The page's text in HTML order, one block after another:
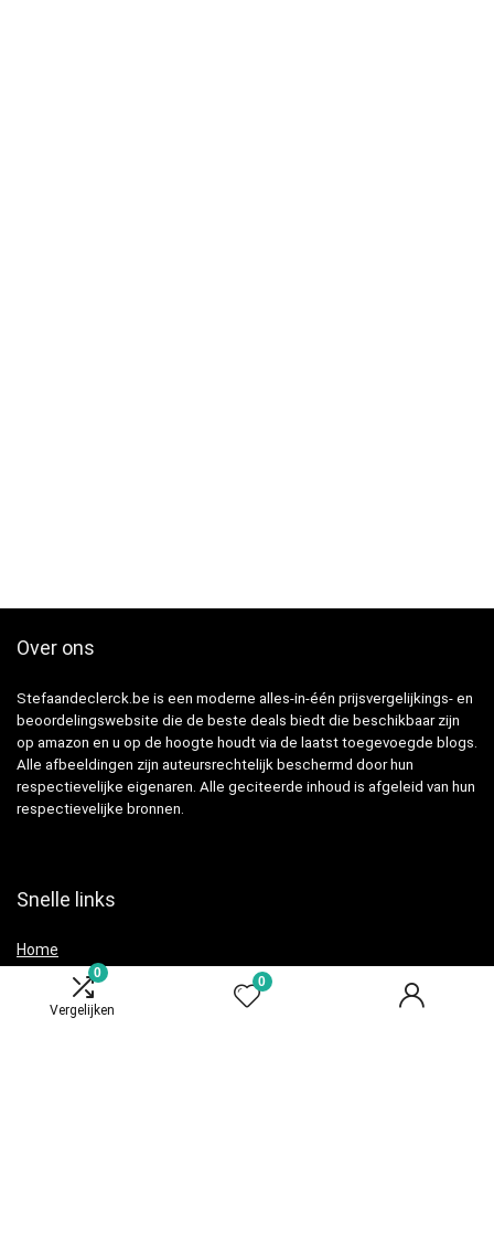
0
Vergelijken
0
Over ons
Stefaandeclerck.be is een moderne alles-in-één prijsvergelijkings- en
beoordelingswebsite die de beste deals biedt die beschikbaar zijn
op amazon en u op de hoogte houdt via de laatst toegevoegde blogs.
Alle afbeeldingen zijn auteursrechtelijk beschermd door hun
respectievelijke eigenaren. Alle geciteerde inhoud is afgeleid van hun
respectievelijke bronnen.
Snelle links
Home
Overzicht
Alles winkelen